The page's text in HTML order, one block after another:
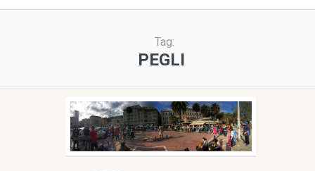
Tag:
PEGLI